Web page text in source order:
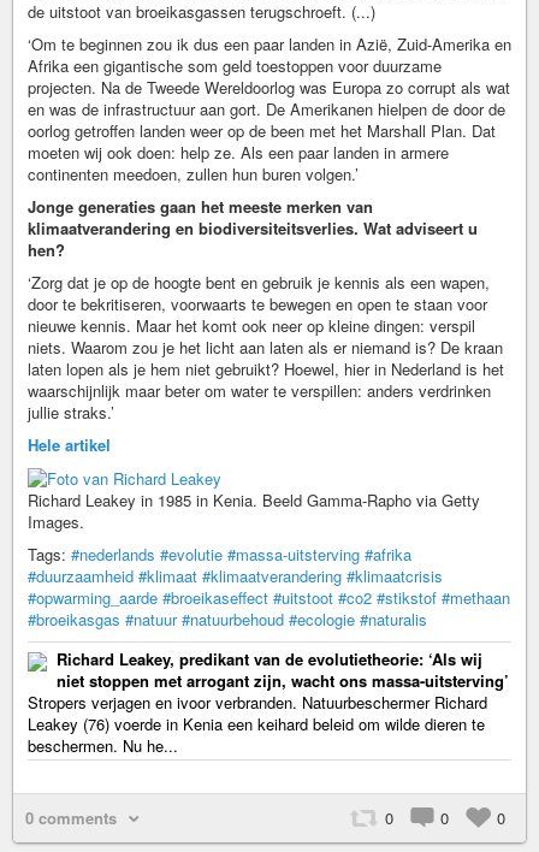
de uitstoot van broeikasgassen terugschroeft. (...)
‘Om te beginnen zou ik dus een paar landen in Azië, Zuid-Amerika en
Afrika een gigantische som geld toestoppen voor duurzame
projecten. Na de Tweede Wereldoorlog was Europa zo corrupt als wat
en was de infrastructuur aan gort. De Amerikanen hielpen de door de
oorlog getroffen landen weer op de been met het Marshall Plan. Dat
moeten wij ook doen: help ze. Als een paar landen in armere
continenten meedoen, zullen hun buren volgen.’
Jonge generaties gaan het meeste merken van
klimaatverandering en biodiversiteitsverlies. Wat adviseert u
hen?
‘Zorg dat je op de hoogte bent en gebruik je kennis als een wapen,
door te bekritiseren, voorwaarts te bewegen en open te staan voor
nieuwe kennis. Maar het komt ook neer op kleine dingen: verspil
niets. Waarom zou je het licht aan laten als er niemand is? De kraan
laten lopen als je hem niet gebruikt? Hoewel, hier in Nederland is het
waarschijnlijk maar beter om water te verspillen: anders verdrinken
jullie straks.’
Hele artikel
Richard Leakey in 1985 in Kenia. Beeld Gamma-Rapho via Getty
Images.
Tags: #nederlands #evolutie #massa-uitsterving #afrika
#duurzaamheid #klimaat #klimaatverandering #klimaatcrisis
#opwarming_aarde #broeikaseffect #uitstoot #co2 #stikstof #methaan
#broeikasgas #natuur #natuurbehoud #ecologie #naturalis
Richard Leakey, predikant van de evolutietheorie: ‘Als wij
niet stoppen met arrogant zijn, wacht ons massa-uitsterving’
Stropers verjagen en ivoor verbranden. Natuurbeschermer Richard
Leakey (76) voerde in Kenia een keihard beleid om wilde dieren te
beschermen. Nu he...
0 comments 0 0 0